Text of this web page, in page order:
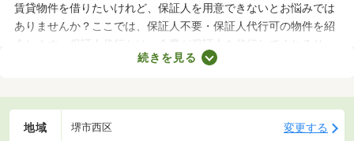
賃貸物件を借りたいけれど、保証人を用意できないとお悩みでは
ありませんか？ここでは、保証人不要・保証人代行可の物件を紹
介します。保証人代行とは、企業が保証人を代行してくれるサー
ビスです。保証人を用意できなくてもお部屋を借りられるので、
た生活を送りましょう。
続きを見る
地域 堺市西区 変更する